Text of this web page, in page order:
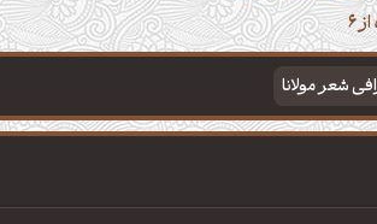
شعر مولانا